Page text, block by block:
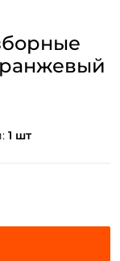
1 шт